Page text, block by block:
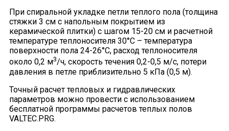
При спиральной укладке петли теплого пола (толщина
стяжки 3 см с напольным покрытием из
керамической плитки) с шагом 15-20 см и расчетной
температуре теплоносителя 30°С – температура
поверхности пола 24-26°С, расход теплоносителя
около 0,2 м3/ч, скорость течения 0,2-0,5 м/с, потери
давления в петле приблизительно 5 кПа (0,5 м).
Точный расчет тепловых и гидравлических
параметров можно провести с использованием
бесплатной программы расчетов теплых полов
VALTEC.PRG.